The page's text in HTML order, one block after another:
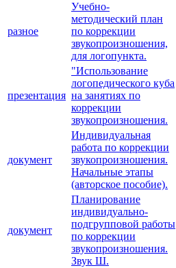
разное
Учебно-
методический план
по коррекции
звукопроизношения,
для логопункта.
презентация
"Использование
логопедического куба
на занятиях по
коррекции
звукопроизношения.
документ
Индивидуальная
работа по коррекции
звукопроизношения.
Начальные этапы
(авторское пособие).
документ
Планирование
индивидуально-
подгрупповой работы
по коррекции
звукопроизношения.
Звук Ш.